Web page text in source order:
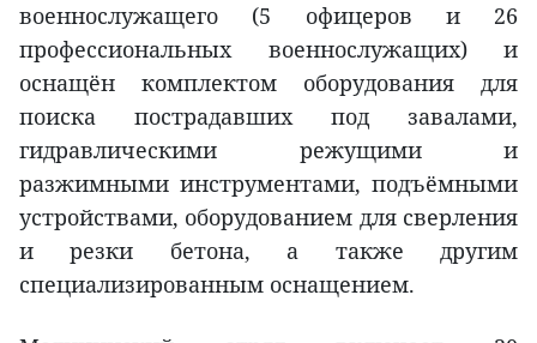
военнослужащего (5 офицеров и 26
профессиональных военнослужащих) и
оснащён комплектом оборудования для
поиска пострадавших под завалами,
гидравлическими режущими и
разжимными инструментами, подъёмными
устройствами, оборудованием для сверления
и резки бетона, а также другим
специализированным оснащением.